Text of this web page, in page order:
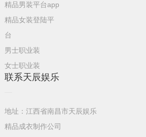
精品男装平台app
精品女装登陆平
台
男士职业装
女士职业装
联系天辰娱乐
地址：江西省南昌市天辰娱乐
精品成衣制作公司